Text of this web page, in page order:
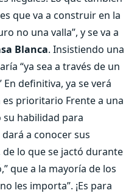
que va a construir en la
no una valla”, y se va a
Blanca. Insistiendo una
“ya sea a través de un
definitiva, ya se verá
prioritario Frente a una
habilidad para
a conocer sus
lo que se jactó durante
que a la mayoría de los
les importa”. ¡Es para